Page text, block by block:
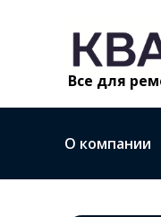
Все для
О компании